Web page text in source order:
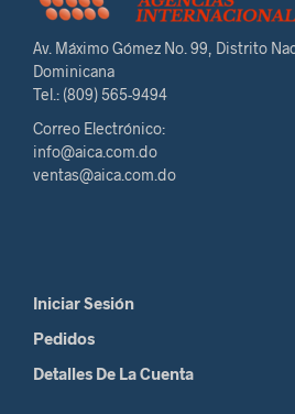
Av. Máximo Gómez No. 99, Distrito
Dominicana
Tel.: (809) 565-9494
Correo Electrónico:
info@aica.com.do
ventas@aica.com.do
Iniciar Sesión
Pedidos
Detalles De La Cuenta